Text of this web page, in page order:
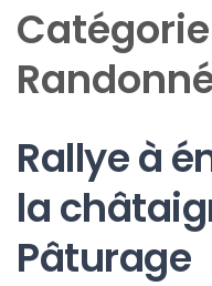
Rallye à
la
Pâturage